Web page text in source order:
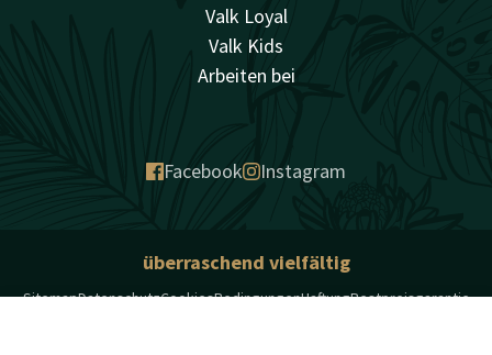
Valk Loyal
Valk Kids
Arbeiten bei
Facebook Instagram
überraschend vielfältig
SitemapDatenschutzCookiesBedingungenHaftungBestpreisgarantie